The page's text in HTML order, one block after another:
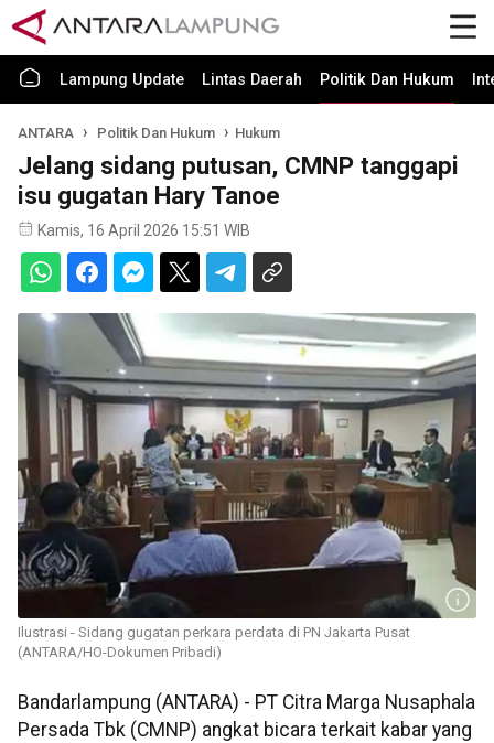
Lampung Update Lintas Daerah Politik Dan Hukum
ANTARA Politik Dan Hukum Hukum
Jelang sidang putusan, CMNP tanggapi
isu gugatan Hary Tanoe
Kamis, 16 April 2026 15:51 WIB
Ilustrasi - Sidang gugatan perkara perdata di PN Jakarta Pusat
(ANTARA/HO-Dokumen Pribadi)
Bandarlampung (ANTARA) - PT Citra Marga Nusaphala
Persada Tbk (CMNP) angkat bicara terkait kabar yang